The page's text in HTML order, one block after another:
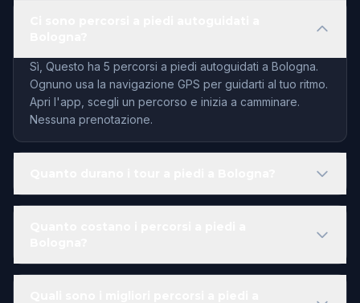
Sì, Questo ha 5 percorsi a piedi autoguidati a Bologna.
Ognuno usa la navigazione GPS per guidarti al tuo ritmo.
Apri l'app, scegli un percorso e inizia a camminare.
Nessuna prenotazione.